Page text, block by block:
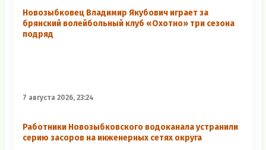
Новозыбковец Владимир Якубович играет за
брянский волейбольный клуб «Охотно» три сезона
подряд
7 августа 2026, 23:24
Работники Новозыбковского водоканала устранили
серию засоров на инженерных сетях округа